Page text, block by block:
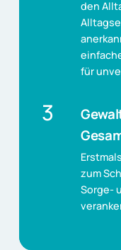
den
für
3
zum
Sorge-